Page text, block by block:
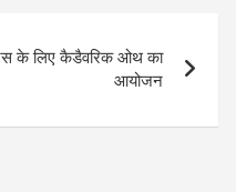
के लिए कैडैवरिक ओथ का
आयोजन